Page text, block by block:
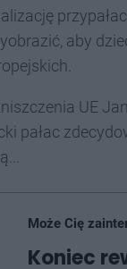
aby
UE
pałac
Może Cię
Koniec